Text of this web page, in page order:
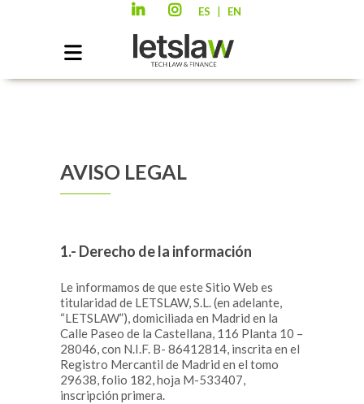
ES EN
AVISO LEGAL
1.- Derecho de la información
Le informamos de que este Sitio Web es
titularidad de LETSLAW, S.L. (en adelante,
“LETSLAW”), domiciliada en Madrid en la
Calle Paseo de la Castellana, 116 Planta 10 –
28046, con N.I.F. B- 86412814, inscrita en el
Registro Mercantil de Madrid en el tomo
29638, folio 182, hoja M-533407,
inscripción primera.